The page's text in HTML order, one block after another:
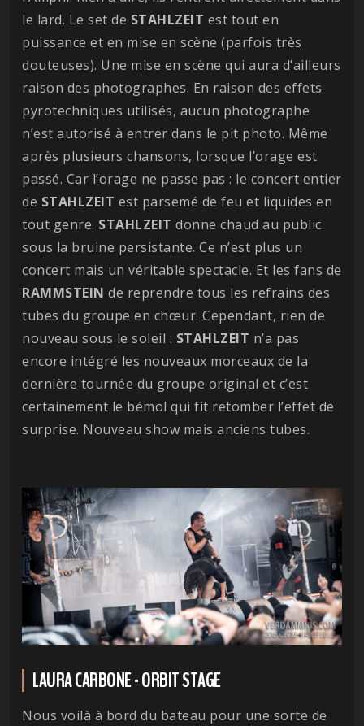
le lard. Le set de STAHLZEIT est tout en
puissance et en mise en scène (parfois très
douteuses). Une mise en scène qui aura d’ailleurs
raison des photographes. En raison des effets
pyrotechniques utilisés, aucun photographe
n’est autorisé à entrer dans le pit photo. Même
après plusieurs chansons, lorsque l’orage est
passé. Car l’orage ne passe pas : le concert entier
de STAHLZEIT est parsemé de feu et liquides en
tout genre. STAHLZEIT donne chaud au public
sous la bruine persistante. Ce n’est plus un
concert mais un véritable spectacle. Et les fans de
RAMMSTEIN de reprendre tous les refrains des
tubes du groupe en chœur. Cependant, rien de
nouveau sous le soleil : STAHLZEIT n’a pas
encore intégré les nouveaux morceaux de la
dernière tournée du groupe original et c’est
certainement le bémol qui fit retomber l’effet de
surprise. Nouveau show mais anciens tubes.
LAURA CARBONE - ORBIT STAGE
Nous voilà à bord du bateau pour une sorte de